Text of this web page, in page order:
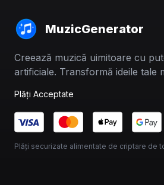
MuzicGenerator
Creează muzică uimitoare cu
artificiale. Transformă ideile tale
Plăți Acceptate
Plăți securizate alimentate de criptare de